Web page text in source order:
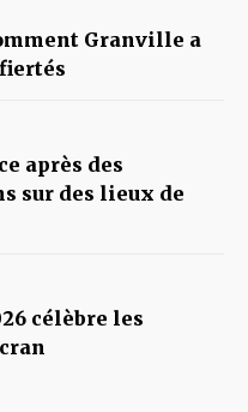
Granville a
après des
sur des lieux de
célèbre les